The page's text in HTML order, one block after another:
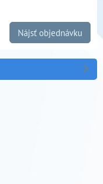
Nájsť objednávku